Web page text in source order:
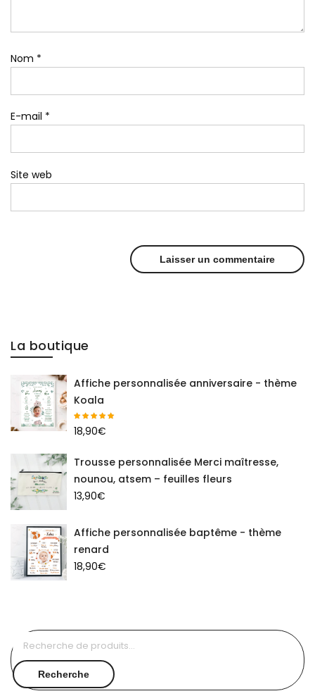
Nom *
E-mail *
Site web
La boutique
Affiche personnalisée anniversaire - thème
Koala
18,90€
Trousse personnalisée Merci maîtresse,
nounou, atsem – feuilles fleurs
13,90€
Affiche personnalisée baptême - thème
renard
18,90€
Recherche